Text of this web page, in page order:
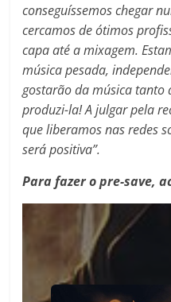
conseguíssemos chegar
cercamos de ótimos
capa até a mixagem.
música pesada,
gostarão da música tanto
produzi-la! A julgar pela
que liberamos nas redes
será positiva”.
Para fazer o pre-save,